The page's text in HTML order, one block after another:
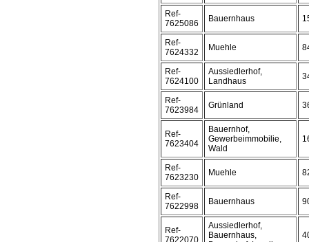
Ref-
7625086
Bauernhaus
Ref-
7624332
Muehle
Ref-
7624100
Aussiedlerhof,
Landhaus
Ref-
7623984
Grünland
Ref-
7623404
Bauernhof,
Gewerbeimmobilie,
Wald
Ref-
7623230
Muehle
Ref-
7622998
Bauernhaus
Ref-
7622070
Aussiedlerhof,
Bauernhaus,